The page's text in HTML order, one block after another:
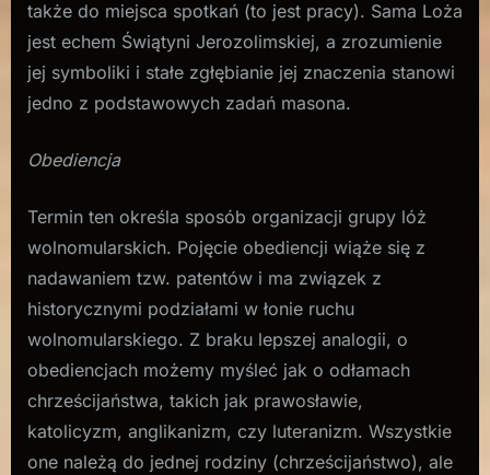
także do miejsca spotkań (to jest pracy). Sama Loża
jest echem Świątyni Jerozolimskiej, a zrozumienie
jej symboliki i stałe zgłębianie jej znaczenia stanowi
jedno z podstawowych zadań masona.
Obediencja
Termin ten określa sposób organizacji grupy lóż
wolnomularskich. Pojęcie obediencji wiąże się z
nadawaniem tzw. patentów i ma związek z
historycznymi podziałami w łonie ruchu
wolnomularskiego. Z braku lepszej analogii, o
obediencjach możemy myśleć jak o odłamach
chrześcijaństwa, takich jak prawosławie,
katolicyzm, anglikanizm, czy luteranizm. Wszystkie
one należą do jednej rodziny (chrześcijaństwo), ale